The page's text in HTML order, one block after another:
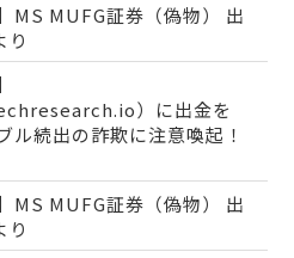
MS MUFG証券（偽物） 出
り
）に出金を
ル続出の詐欺に注意喚起！
MS MUFG証券（偽物） 出
り